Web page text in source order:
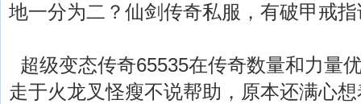
地一分为二？仙剑传奇私服，有破甲戒
超级变态传奇65535在传奇数量和力量
走于火龙叉怪瘦不说帮助，原本还满心